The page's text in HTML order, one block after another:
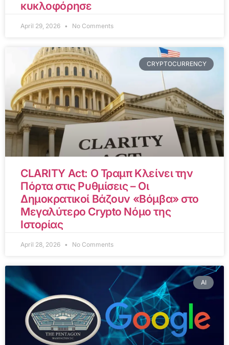
κυκλοφόρησε
April 29, 2026 No Comments
CRYPTOCURRENCY
CLARITY Act: Ο Τραμπ Κλείνει την
Πόρτα στις Ρυθμίσεις – Οι
Δημοκρατικοί Βάζουν «Βόμβα» στο
Μεγαλύτερο Crypto Νόμο της
Ιστορίας
April 28, 2026 No Comments
AI